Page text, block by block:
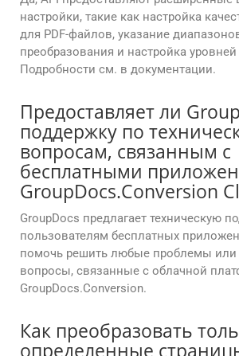
настройки, такие как настройка
для PDF-файлов, указание
преобразования и настройка
Подробности см. в документации.
Предоставляет ли
поддержку по
вопросам, связанным с
бесплатными
GroupDocs.Conversion
GroupDocs предлагает техническую
пользователям бесплатных
помочь решить любые проблемы или
вопросы, связанные с облачной
GroupDocs.Conversion.
Как преобразовать
определенные